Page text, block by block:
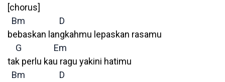
[chorus]
Bm
D
bebaskan langkahmu lepaskan rasamu
G
Em
tak perlu kau ragu yakini hatimu
Bm
D